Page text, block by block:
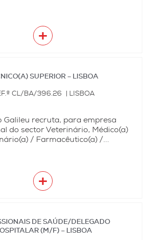
+
SUPERIOR – LISBOA
CL/BA/396.26 | LISBOA
Galileu recruta, para empresa
do sector Veterinário, Médico(a)
/ Farmacêutico(a) /...
+
DE SAÚDE/DELEGADO
(M/F) – LISBOA